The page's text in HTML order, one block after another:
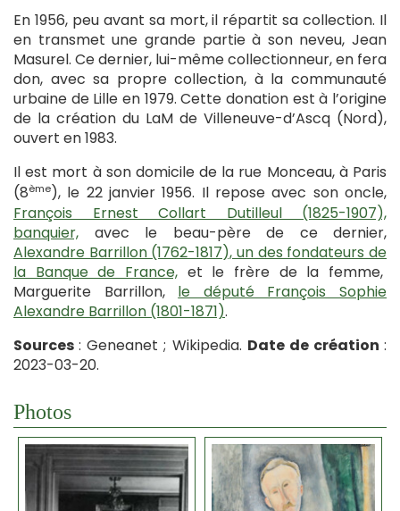
En 1956, peu avant sa mort, il répartit sa collection. Il
en transmet une grande partie à son neveu, Jean
Masurel. Ce dernier, lui-même collectionneur, en fera
don, avec sa propre collection, à la communauté
urbaine de Lille en 1979. Cette donation est à l’origine
de la création du LaM de Villeneuve-d’Ascq (Nord),
ouvert en 1983.
Il est mort à son domicile de la rue Monceau, à Paris
(8ème), le 22 janvier 1956. Il repose avec son oncle,
François Ernest Collart Dutilleul (1825-1907),
banquier, avec le beau-père de ce dernier,
Alexandre Barrillon (1762-1817), un des fondateurs de
la Banque de France, et le frère de la femme,
Marguerite Barrillon, le député François Sophie
Alexandre Barrillon (1801-1871).
Sources: Geneanet ; Wikipedia. Date de création :
2023-03-20.
Photos